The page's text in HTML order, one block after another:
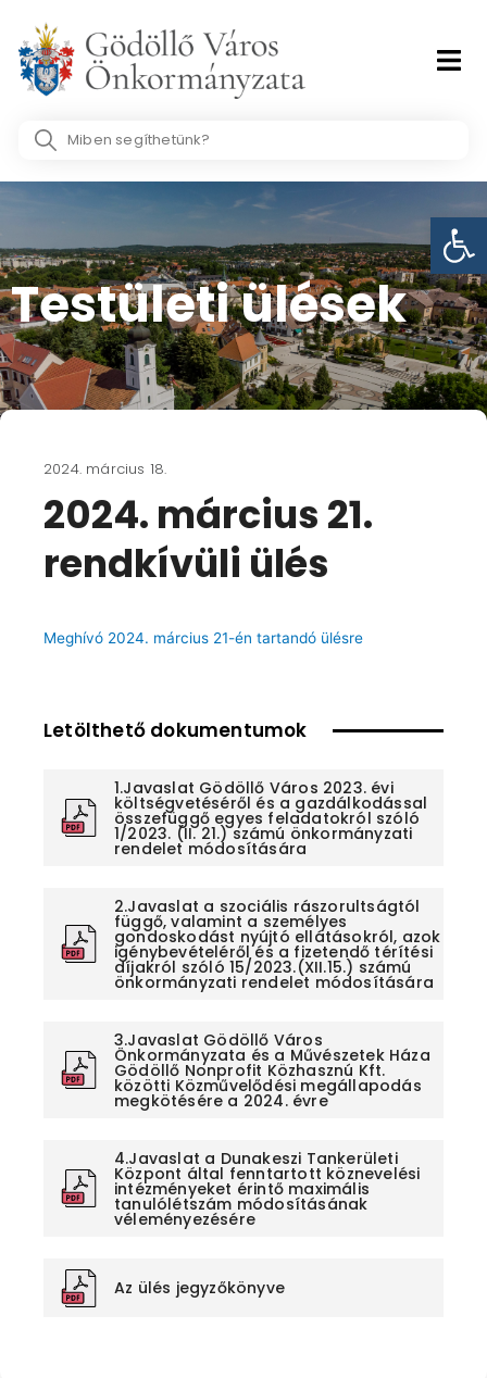
content
Search
Testületi ülések​
2024. március 18.
2024. március 21.
rendkívüli ülés
Meghívó 2024. március 21-én tartandó ülésre
Letölthető dokumentumok
1.Javaslat Gödöllő Város 2023. évi
költségvetéséről és a gazdálkodással
összefüggő egyes feladatokról szóló
1/2023. (II. 21.) számú önkormányzati
rendelet módosítására
2.Javaslat a szociális rászorultságtól
függő, valamint a személyes
gondoskodást nyújtó ellátásokról, azok
igénybevételéről és a fizetendő térítési
díjakról szóló 15/2023.(XII.15.) számú
önkormányzati rendelet módosítására
3.Javaslat Gödöllő Város
Önkormányzata és a Művészetek Háza
Gödöllő Nonprofit Közhasznú Kft.
közötti Közművelődési megállapodás
megkötésére a 2024. évre
4.Javaslat a Dunakeszi Tankerületi
Központ által fenntartott köznevelési
intézményeket érintő maximális
tanulólétszám módosításának
véleményezésére
Az ülés jegyzőkönyve